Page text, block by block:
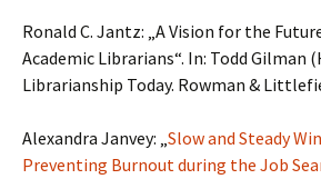
Ronald C. Jantz: „A Vision for the
Academic Librarians“. In: Todd Gilman
Librarianship Today. Rowman &
Alexandra Janvey: „Slow and Steady
Preventing Burnout during the Job